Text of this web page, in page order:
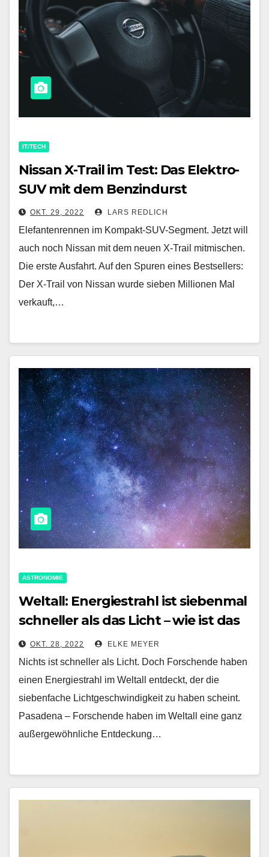
IT/TECH
Nissan X-Trail im Test: Das Elektro-
SUV mit dem Benzindurst
OKT. 29, 2022 LARS REDLICH
Elefantenrennen im Kompakt-SUV-Segment. Jetzt will
auch noch Nissan mit dem neuen X-Trail mitmischen.
Die erste Ausfahrt. Auf den Spuren eines Bestsellers:
Der X-Trail von Nissan wurde sieben Millionen Mal
verkauft,…
ASTRONOMIE
Weltall: Energiestrahl ist siebenmal
schneller als das Licht – wie ist das
möglich?
OKT. 28, 2022 ELKE MEYER
Nichts ist schneller als Licht. Doch Forschende haben
einen Energiestrahl im Weltall entdeckt, der die
siebenfache Lichtgeschwindigkeit zu haben scheint.
Pasadena – Forschende haben im Weltall eine ganz
außergewöhnliche Entdeckung…